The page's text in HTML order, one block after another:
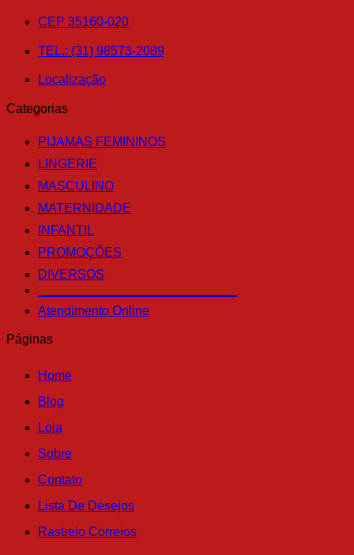
CEP 35160-020
TEL.: (31) 98573-2089
Localização
Categorias
PIJAMAS FEMININOS
LINGERIE
MASCULINO
MATERNIDADE
INFANTIL
PROMOÇÕES
DIVERSOS
Atendimento Online
Páginas
Home
Blog
Loja
Sobre
Contato
Lista De Desejos
Rastreio Correios